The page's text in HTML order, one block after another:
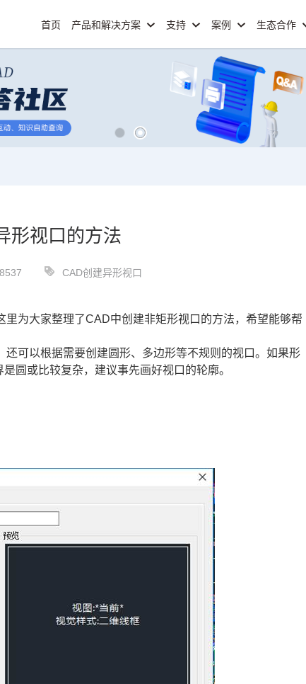
首页 产品和解决方案 支持 案例 生态合作
形视口的方法
8537 CAD创建异形视口
里为大家整理了CAD中创建非矩形视口的方法，希望能够帮
可以根据需要创建圆形、多边形等不规则的视口。如果形
圆或比较复杂，建议事先画好视口的轮廓。